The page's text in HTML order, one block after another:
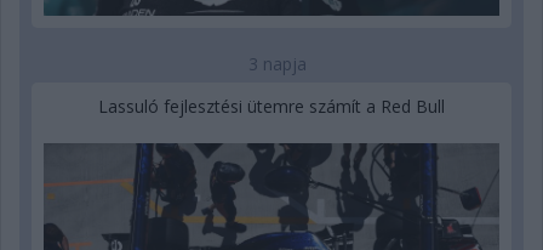
3 napja
Lassuló fejlesztési ütemre számít a Red Bull